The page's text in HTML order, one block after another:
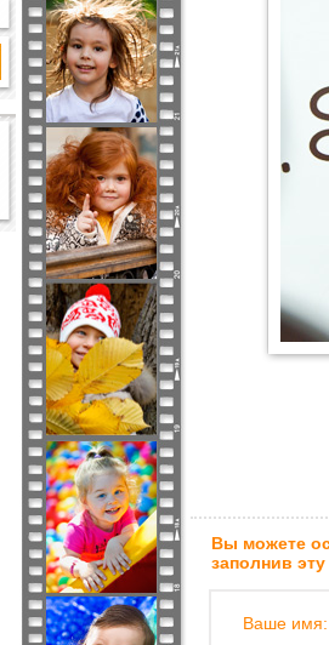
Вы можете
заполнив
Ваше имя: